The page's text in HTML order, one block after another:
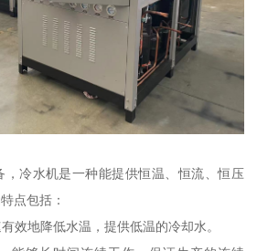
，冷水机是一种能提供恒温、恒流、恒压
点包括：
效地降低水温，提供低温的冷却水。